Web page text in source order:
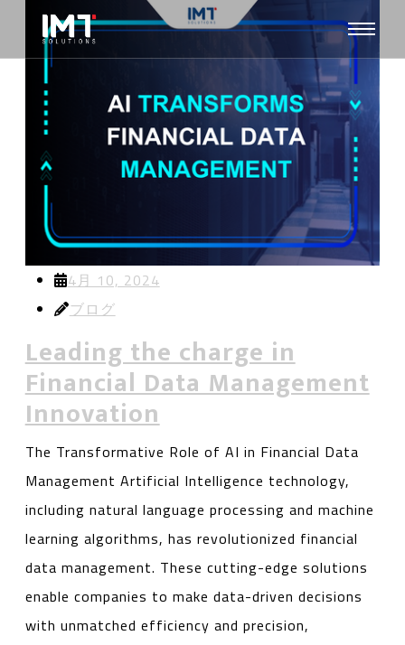
4月 10, 2024
ブログ
Leading the charge in
Financial Data Management
Innovation
The Transformative Role of AI in Financial Data
Management Artificial Intelligence technology,
including natural language processing and machine
learning algorithms, has revolutionized financial
data management. These cutting-edge solutions
enable companies to make data-driven decisions
with unmatched efficiency and precision,